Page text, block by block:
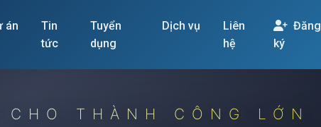
án
Tin
tức
Tuyển
dụng
Dịch vụ
Liên
hệ
Đăng
ký
THÀNH CÔNG LỚN